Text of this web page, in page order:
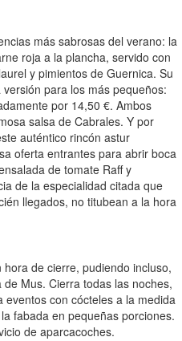
más sabrosas del verano: la
roja a la plancha, servido con
y pimientos de Guernica. Su
para los más pequeños:
por 14,50 €. Ambos
salsa de Cabrales. Y por
auténtico rincón astur
oferta entrantes para abrir boca
de tomate Raff y
de la especialidad citada que
llegados, no titubean a la hora
de cierre, pudiendo incluso,
Mus. Cierra todas las noches,
con cócteles a la medida
fabada en pequeñas porciones.
de aparcacoches.